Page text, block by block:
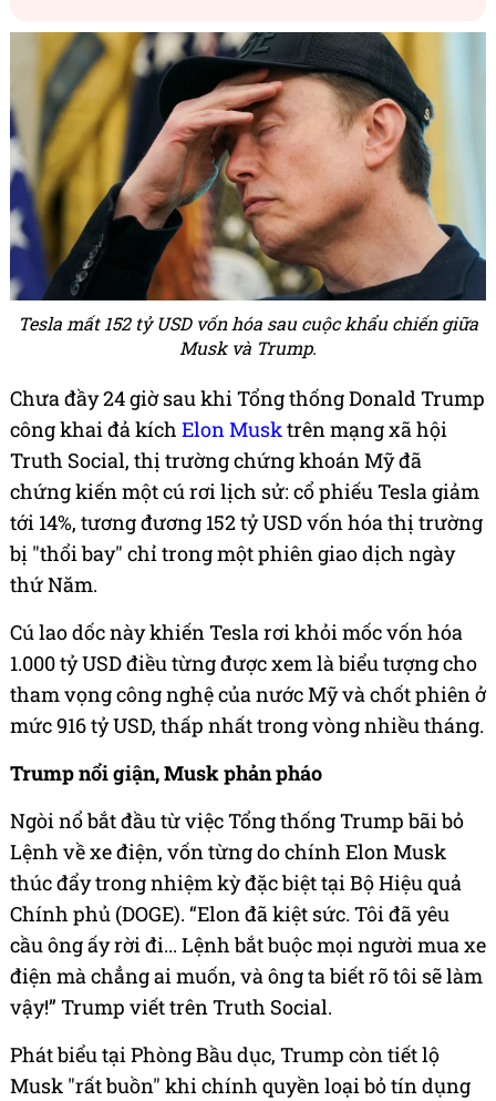
Tesla mất 152 tỷ USD vốn hóa sau cuộc khẩu chiến giữa
Musk và Trump.
Chưa đầy 24 giờ sau khi Tổng thống Donald Trump
công khai đả kích Elon Musktrên mạng xã hội
Truth Social, thị trường chứng khoán Mỹ đã
chứng kiến một cú rơi lịch sử: cổ phiếu Tesla giảm
tới 14%, tương đương 152 tỷ USD vốn hóa thị trường
bị "thổi bay" chỉ trong một phiên giao dịch ngày
thứ Năm.
Cú lao dốc này khiến Tesla rơi khỏi mốc vốn hóa
1.000 tỷ USD điều từng được xem là biểu tượng cho
tham vọng công nghệ của nước Mỹ và chốt phiên ở
mức 916 tỷ USD, thấp nhất trong vòng nhiều tháng.
Trump nổi giận, Musk phản pháo
Ngòi nổ bắt đầu từ việc Tổng thống Trump bãi bỏ
Lệnh về xe điện, vốn từng do chính Elon Musk
thúc đẩy trong nhiệm kỳ đặc biệt tại Bộ Hiệu quả
Chính phủ (DOGE). “Elon đã kiệt sức. Tôi đã yêu
cầu ông ấy rời đi... Lệnh bắt buộc mọi người mua xe
điện mà chẳng ai muốn, và ông ta biết rõ tôi sẽ làm
vậy!” Trump viết trên Truth Social.
Phát biểu tại Phòng Bầu dục, Trump còn tiết lộ
Musk "rất buồn" khi chính quyền loại bỏ tín dụng